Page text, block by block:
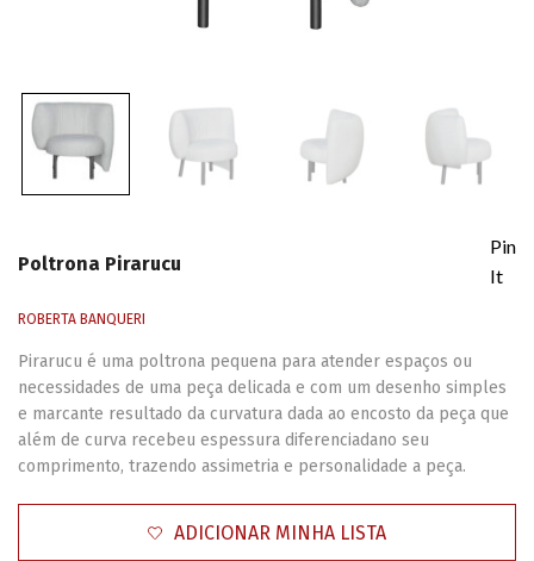
Poltrona Pirarucu
Pin
It
ROBERTA BANQUERI
Pirarucu é uma poltrona pequena para atender espaços ou
necessidades de uma peça delicada e com um desenho simples
e marcante resultado da curvatura dada ao encosto da peça que
além de curva recebeu espessura diferenciadano seu
comprimento, trazendo assimetria e personalidade a peça.
ADICIONAR MINHA LISTA